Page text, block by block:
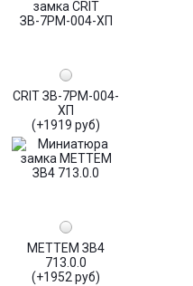
CRIT ЗВ-7РМ-004-
ХП
(+1919 руб)
МЕТТЕМ ЗВ4
713.0.0
(+1952 руб)